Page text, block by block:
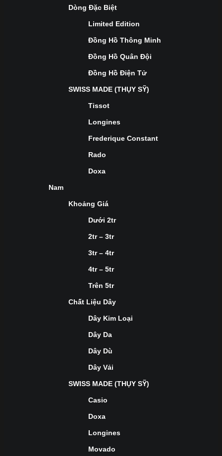
Dòng Đặc Biệt
Limited Edition
Đồng Hồ Thông Minh
Đồng Hồ Quân Đội
Đồng Hồ Điện Tử
SWISS MADE (THỤY SỸ)
Tissot
Longines
Frederique Constant
Rado
Doxa
Nam
Khoảng Giá
Dưới 2tr
2tr – 3tr
3tr – 4tr
4tr – 5tr
Trên 5tr
Chất Liệu Dây
Dây Kim Loại
Dây Da
Dây Dù
Dây Vải
SWISS MADE (THỤY SỸ)
Casio
Doxa
Longines
Movado